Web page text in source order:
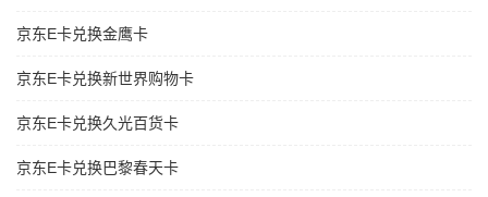
京东E卡兑换金鹰卡
京东E卡兑换新世界购物卡
京东E卡兑换久光百货卡
京东E卡兑换巴黎春天卡